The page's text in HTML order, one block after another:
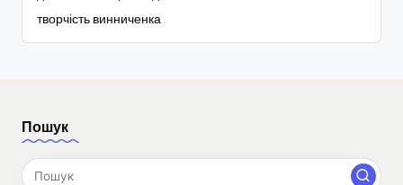
творчість винниченка
Пошук